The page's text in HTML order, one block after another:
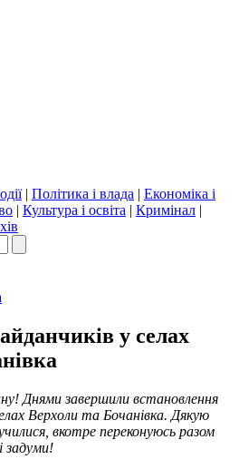
| Політика і влада | Економіка і
| Культура і освіта | Кримінал |
у селах
Днями завершили встановлення
Верхоли та Бочанівка. Дякую
вкотре переконуюсь разом
задуми!